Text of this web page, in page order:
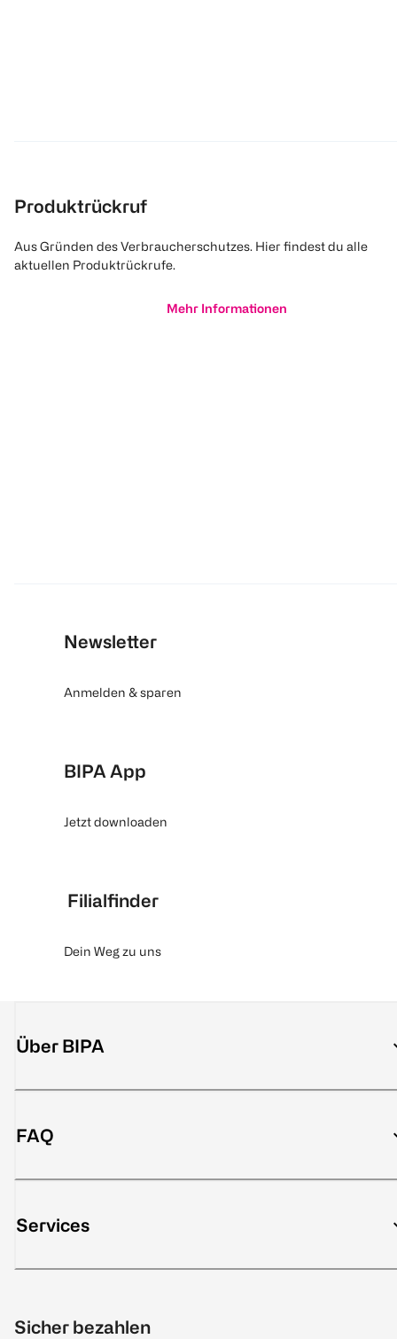
Produktrückruf
Aus Gründen des Verbraucherschutzes. Hier findest du alle
aktuellen Produktrückrufe.
Mehr Informationen
Newsletter
Anmelden & sparen
BIPA App
Jetzt downloaden
Filialfinder
Dein Weg zu uns
Über BIPA
FAQ
Services
Sicher bezahlen